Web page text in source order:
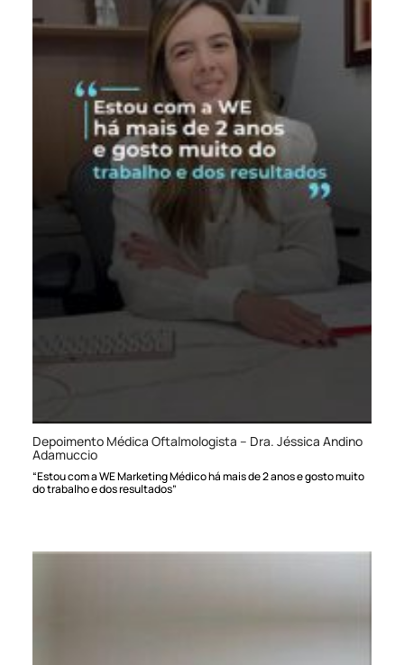
Depoimento Médica Oftalmologista – Dra. Jéssica Andino
Adamuccio
“Estou com a WE Marketing Médico há mais de 2 anos e gosto muito
do trabalho e dos resultados”